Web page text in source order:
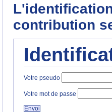
contribution
Votre pseudo
Votre mot de passe